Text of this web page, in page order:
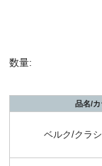
数量:
品名/
ベルク/クラ